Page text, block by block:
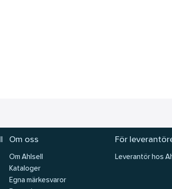
Om oss
Om Ahlsell
Kataloger
Egna märkesvaror
För
Leverantör hos